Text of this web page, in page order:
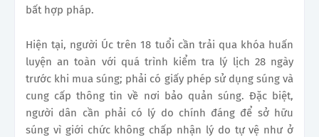
bất hợp pháp.
Hiện tại, người Úc trên 18 tuổi cần trải qua khóa huấn
luyện an toàn với quá trình kiểm tra lý lịch 28 ngày
trước khi mua súng; phải có giấy phép sử dụng súng và
cung cấp thông tin về nơi bảo quản súng. Đặc biệt,
người dân cần phải có lý do chính đáng để sở hữu
súng vì giới chức không chấp nhận lý do tự vệ như ở